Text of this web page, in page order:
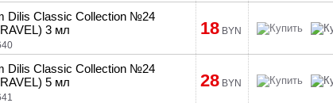
Dilis Classic Collection №24
3 мл
18 BYN
Dilis Classic Collection №24
5 мл
28 BYN